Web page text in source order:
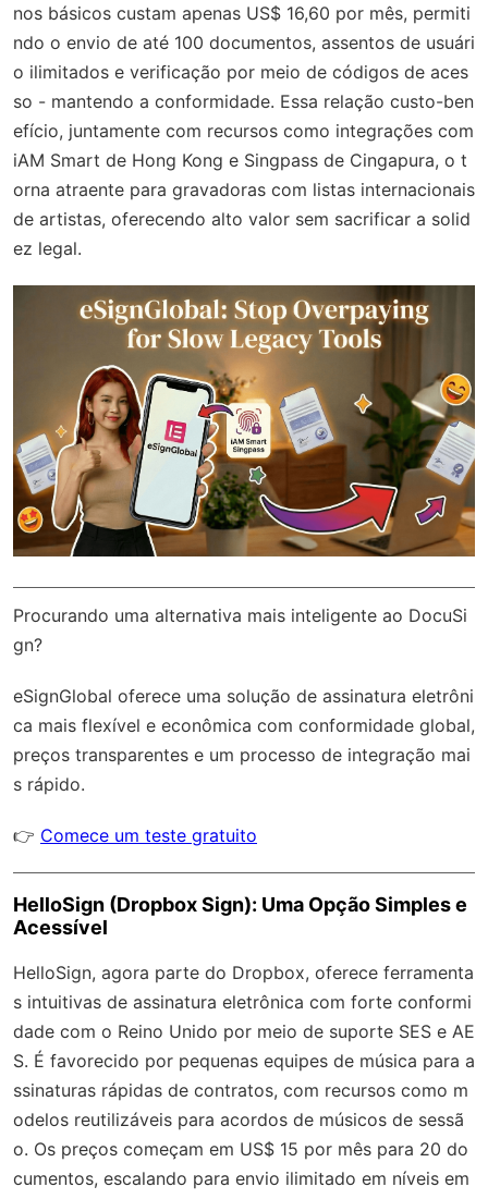
nos básicos custam apenas US$ 16,60 por mês, permiti
ndo o envio de até 100 documentos, assentos de usuári
o ilimitados e verificação por meio de códigos de aces
so - mantendo a conformidade. Essa relação custo-ben
efício, juntamente com recursos como integrações com
iAM Smart de Hong Kong e Singpass de Cingapura, o t
orna atraente para gravadoras com listas internacionais
de artistas, oferecendo alto valor sem sacrificar a solid
ez legal.
Procurando uma alternativa mais inteligente ao DocuSi
gn?
eSignGlobal oferece uma solução de assinatura eletrôni
ca mais flexível e econômica com conformidade global,
preços transparentes e um processo de integração mai
s rápido.
👉 Comece um teste gratuito
HelloSign (Dropbox Sign): Uma Opção Simples e
Acessível
HelloSign, agora parte do Dropbox, oferece ferramenta
s intuitivas de assinatura eletrônica com forte conformi
dade com o Reino Unido por meio de suporte SES e AE
S. É favorecido por pequenas equipes de música para a
ssinaturas rápidas de contratos, com recursos como m
odelos reutilizáveis para acordos de músicos de sessã
o. Os preços começam em US$ 15 por mês para 20 do
cumentos, escalando para envio ilimitado em níveis em